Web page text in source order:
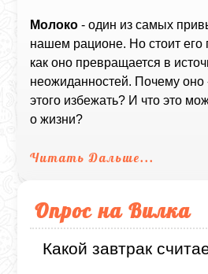
Молоко - один из самых
нашем рационе. Но стоит его
как оно превращается в
неожиданностей. Почему оно
этого избежать? И что это
о жизни?
Читать Дальше...
Опрос на Вилка
Какой завтрак